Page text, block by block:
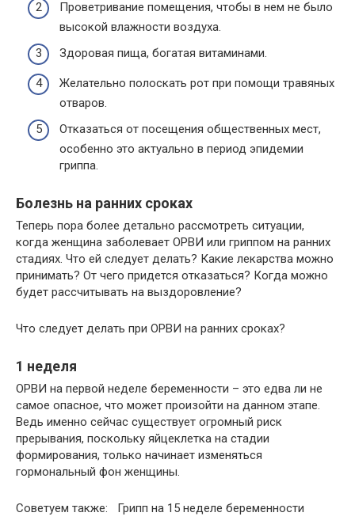
Проветривание помещения, чтобы в нем не было
высокой влажности воздуха.
Здоровая пища, богатая витаминами.
Желательно полоскать рот при помощи травяных
отваров.
Отказаться от посещения общественных мест,
особенно это актуально в период эпидемии
гриппа.
Болезнь на ранних сроках
Теперь пора более детально рассмотреть ситуации,
когда женщина заболевает ОРВИ или гриппом на ранних
стадиях. Что ей следует делать? Какие лекарства можно
принимать? От чего придется отказаться? Когда можно
будет рассчитывать на выздоровление?
Что следует делать при ОРВИ на ранних сроках?
1 неделя
ОРВИ на первой неделе беременности – это едва ли не
самое опасное, что может произойти на данном этапе.
Ведь именно сейчас существует огромный риск
прерывания, поскольку яйцеклетка на стадии
формирования, только начинает изменяться
гормональный фон женщины.
Советуем также: Грипп на 15 неделе беременности